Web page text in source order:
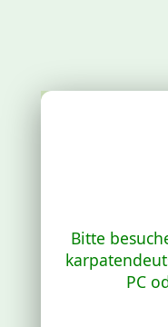
Bitte
PC